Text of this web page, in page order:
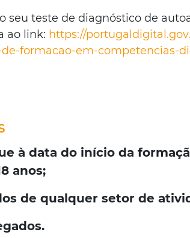
seu teste de diagnóstico de
ao link: https://
formacao-em-competencias-
à data do início da
anos;
de qualquer setor de